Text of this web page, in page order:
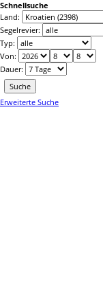
Schnellsuche
Land:
Segelrevier:
Stützpunkt:
Typ:
Von:
Dauer:
Flexibilität:
Suche
Erweiterte Suche